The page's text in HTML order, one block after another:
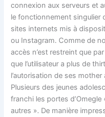
connexion aux serveurs et
le fonctionnement singulier
sites internets mis à
ou Instagram. Comme de
accès n’est restreint que
que l’utilisateur a plus de
l’autorisation de ses
Plusieurs des jeunes
franchi les portes
autres ». De manière